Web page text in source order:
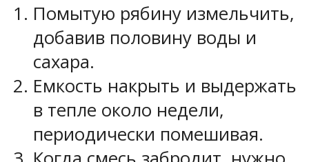
Помытую рябину измельчить,
добавив половину воды и
сахара.
Емкость накрыть и выдержать
в тепле около недели,
периодически помешивая.